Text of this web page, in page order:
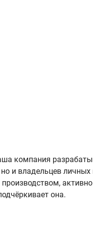
компания
и владельцев
она.